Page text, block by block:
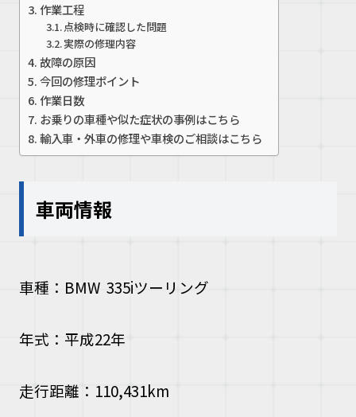
作業工程
点検時に確認した問題
実際の修理内容
故障の原因
今回の修理ポイント
作業日数
お乗りの車種や似た症状の事例はこちら
輸入車・外車の修理や車検のご相談はこちら
車両情報
車種：BMW 335iツーリング
年式：平成22年
走行距離：110,431km